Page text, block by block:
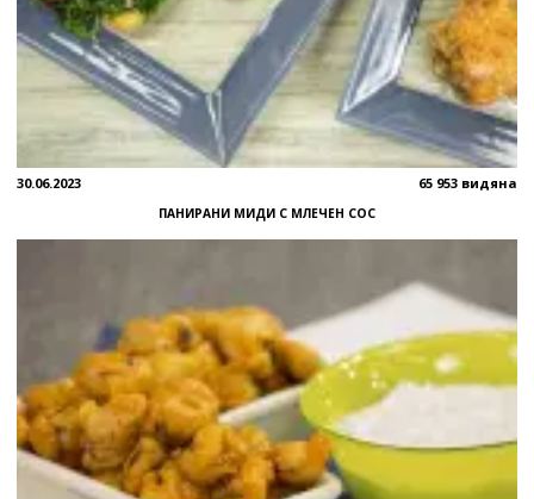
30.06.2023 65 953 видяна
ПАНИРАНИ МИДИ С МЛЕЧЕН СОС